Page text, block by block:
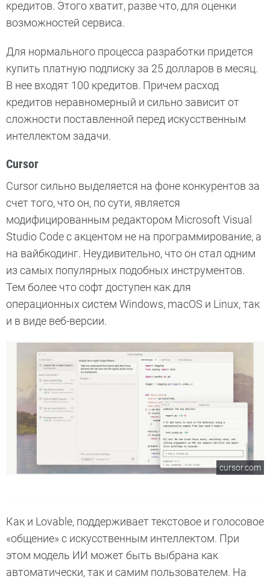
кредитов. Этого хватит, разве что, для оценки
возможностей сервиса.
Для нормального процесса разработки придется
купить платную подписку за 25 долларов в месяц.
В нее входят 100 кредитов. Причем расход
кредитов неравномерный и сильно зависит от
сложности поставленной перед искусственным
интеллектом задачи.
Cursor
Cursor сильно выделяется на фоне конкурентов за
счет того, что он, по сути, является
модифицированным редактором Microsoft Visual
Studio Code с акцентом не на программирование, а
на вайбкодинг. Неудивительно, что он стал одним
из самых популярных подобных инструментов.
Тем более что софт доступен как для
операционных систем Windows, macOS и Linux, так
и в виде веб-версии.
cursor.com
Как и Lovable, поддерживает текстовое и голосовое
«общение» с искусственным интеллектом. При
этом модель ИИ может быть выбрана как
автоматически, так и самим пользователем. На